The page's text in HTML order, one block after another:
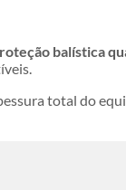
balística
total do